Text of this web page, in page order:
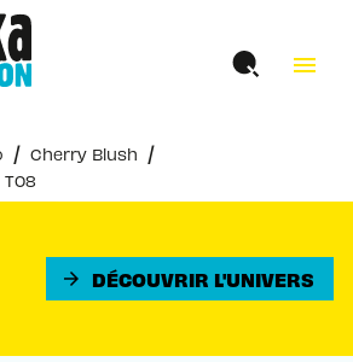
menu
/ Cherry Blush /
arrow_forward DÉCOUVRIR L'UNIVERS